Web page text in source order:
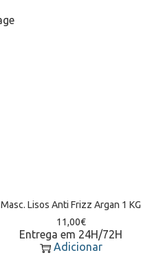
Masc. Lisos Anti Frizz Argan 1 KG
11,00€
Entrega em 24H/72H
Adicionar